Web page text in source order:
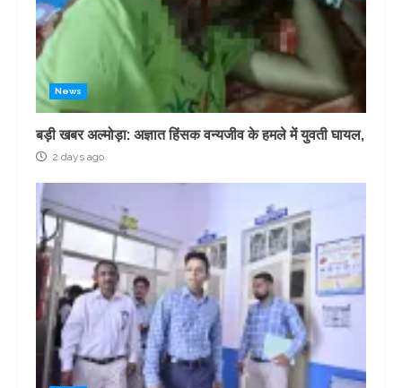
News
बड़ी खबर अल्मोड़ा: अज्ञात हिंसक वन्यजीव के हमले में युवती घायल,
2 days ago